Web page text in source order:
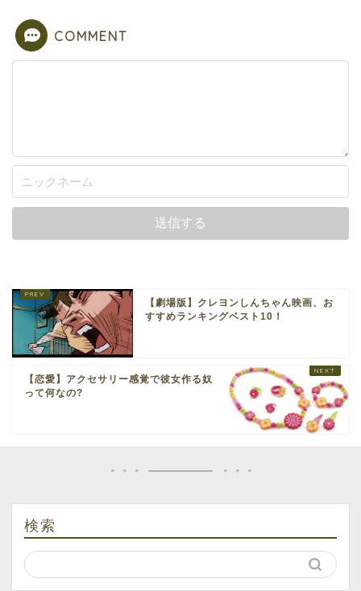
COMMENT
【劇場版】クレヨンしんちゃん映画、お
すすめランキングベスト10！
【恋愛】アクセサリー感覚で彼女作る奴
って何なの?
検索